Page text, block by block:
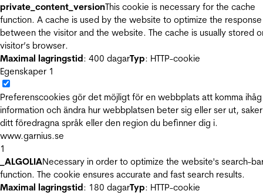
private_content_versionThis cookie is necessary for the cache
function. A cache is used by the website to optimize the
between the visitor and the website. The cache is usually stored
visitor’s browser.
Maximal lagringstid: 400 dagarTyp: HTTP-cookie
Egenskaper 1
Preferenscookies gör det möjligt för en webbplats att komma ihåg
information och ändra hur webbplatsen beter sig eller ser ut,
ditt föredragna språk eller den region du befinner dig i.
www.garnius.se
1
_ALGOLIANecessary in order to optimize the website's search-
function. The cookie ensures accurate and fast search results.
Maximal lagringstid: 180 dagarTyp: HTTP-cookie